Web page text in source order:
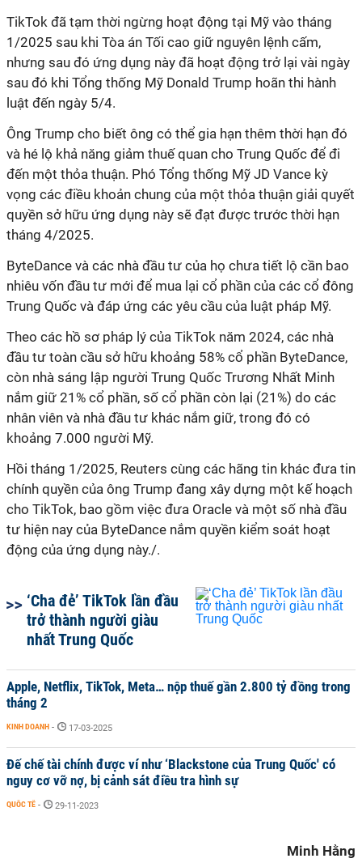
TikTok đã tạm thời ngừng hoạt động tại Mỹ vào tháng
1/2025 sau khi Tòa án Tối cao giữ nguyên lệnh cấm,
nhưng sau đó ứng dụng này đã hoạt động trở lại vài ngày
sau đó khi Tổng thống Mỹ Donald Trump hoãn thi hành
luật đến ngày 5/4.
Ông Trump cho biết ông có thể gia hạn thêm thời hạn đó
và hé lộ khả năng giảm thuế quan cho Trung Quốc để đi
đến một thỏa thuận. Phó Tổng thống Mỹ JD Vance kỳ
vọng các điều khoản chung của một thỏa thuận giải quyết
quyền sở hữu ứng dụng này sẽ đạt được trước thời hạn
tháng 4/2025.
ByteDance và các nhà đầu tư của họ chưa tiết lộ cần bao
nhiêu vốn đầu tư mới để mua lại cổ phần của các cổ đông
Trung Quốc và đáp ứng các yêu cầu của luật pháp Mỹ.
Theo các hồ sơ pháp lý của TikTok năm 2024, các nhà
đầu tư toàn cầu sở hữu khoảng 58% cổ phần ByteDance,
còn nhà sáng lập người Trung Quốc Trương Nhất Minh
nắm giữ 21% cổ phần, số cổ phần còn lại (21%) do các
nhân viên và nhà đầu tư khác nắm giữ, trong đó có
khoảng 7.000 người Mỹ.
Hồi tháng 1/2025, Reuters cùng các hãng tin khác đưa tin
chính quyền của ông Trump đang xây dựng một kế hoạch
cho TikTok, bao gồm việc đưa Oracle và một số nhà đầu
tư hiện nay của ByteDance nắm quyền kiểm soát hoạt
động của ứng dụng này./.
‘Cha đẻ’ TikTok lần đầu
trở thành người giàu
nhất Trung Quốc
Apple, Netflix, TikTok, Meta… nộp thuế gần 2.800 tỷ đồng trong
tháng 2
KINH DOANH - 17-03-2025
Đế chế tài chính được ví như ‘Blackstone của Trung Quốc' có
nguy cơ vỡ nợ, bị cảnh sát điều tra hình sự
QUỐC TẾ - 29-11-2023
Minh Hằng